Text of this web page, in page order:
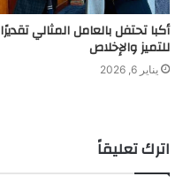
أكبا تحتفل بالعامل المثالي تقديرًا
للتميز والإخلاص
يناير 6, 2026
اترك تعليقاً